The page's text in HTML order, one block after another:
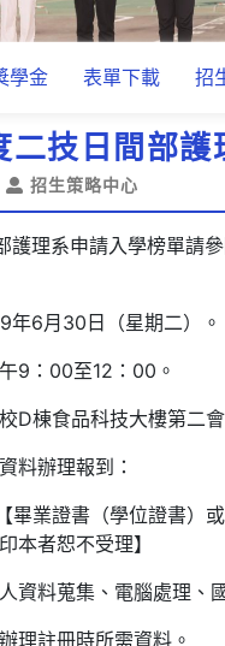
學金 表單下載 招
技日間部護
招生策略中心
護理系申請入學榜單請
年6月30日（星期二）。
9：00至12：00。
D棟食品科技大樓第二會
料辦理報到：
業證書（學位證書）
本者恕不受理】
料蒐集、電腦處理、
註冊時所需資料。